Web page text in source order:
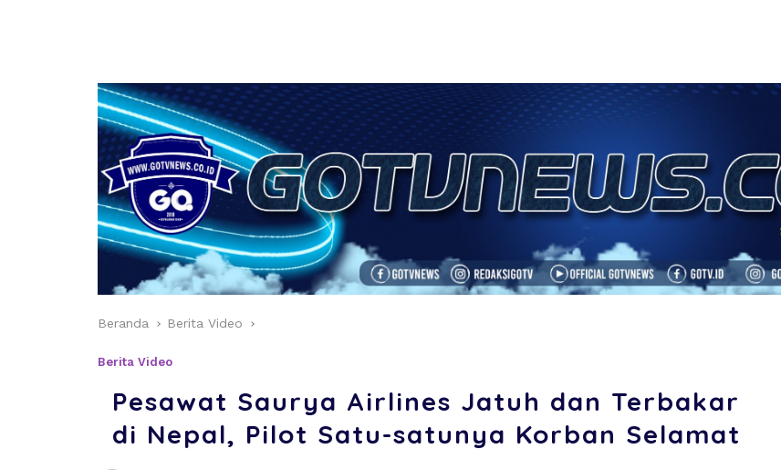
Beranda Berita Video
Berita Video
Pesawat Saurya Airlines Jatuh dan Terbakar
di Nepal, Pilot Satu-satunya Korban Selamat